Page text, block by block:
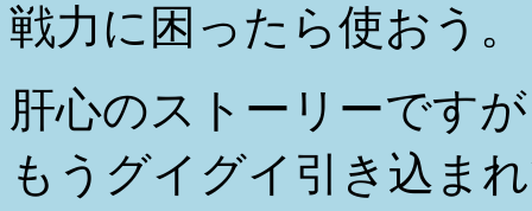
戦力に困ったら使おう。
肝心のストーリーです
もうグイグイ引き込ま